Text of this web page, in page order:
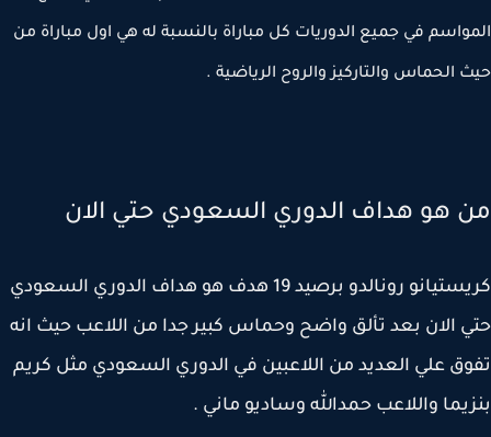
في جميع الدوريات كل مباراة بالنسبة له هي اول مباراة من
الحماس والتاركيز والروح الرياضية .
هو هداف الدوري السعودي حتي الان
كريستيانو رونالدو برصيد 19 هدف هو هداف الدوري السعودي
الان بعد تألق واضح وحماس كبير جدا من اللاعب حيث انه
علي العديد من اللاعبين في الدوري السعودي مثل كريم
واللاعب حمدالله وساديو ماني .